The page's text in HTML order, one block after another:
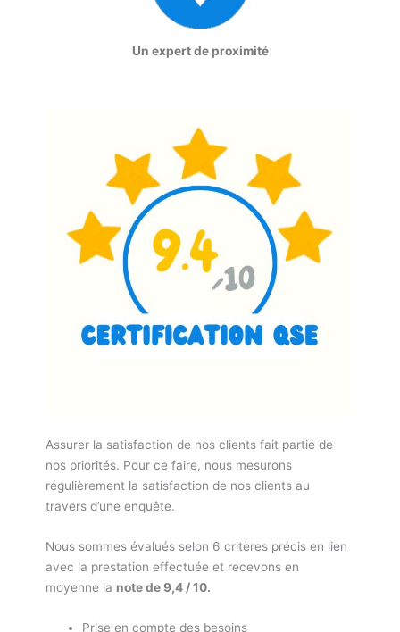
Un expert de proximité
Assurer la satisfaction de nos clients fait partie de
nos priorités. Pour ce faire, nous mesurons
régulièrement la satisfaction de nos clients au
travers d’une enquête.
Nous sommes évalués selon 6 critères précis en lien
avec la prestation effectuée et recevons en
moyenne la note de 9,4 / 10.
Prise en compte des besoins